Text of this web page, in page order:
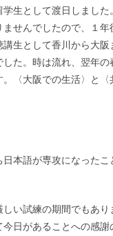
生として渡日しまし
せんでしたので、１
生として香川から大
た。時は流れ、翌年
〈大阪での生活〉と
本語が専攻になった
い試練の期間でもあ
日があることへの感